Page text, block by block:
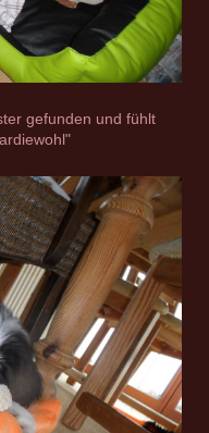
gefunden und fühlt